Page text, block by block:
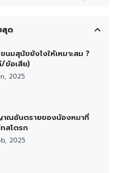
สุด
นมสุนัขยังไงให้เหมาะสม ?
ข้อเสีย)
2025
ณอันตรายของน้องหมาที่
สโตรก
2025